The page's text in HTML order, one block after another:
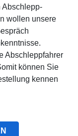
Abschlepp-
wollen unsere
Abschleppfahrer
können Sie
kennen